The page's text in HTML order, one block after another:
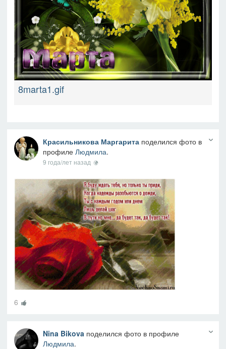
8marta1.gif
Красильникова Маргаритаподелился фото в
профиле Людмила.
9 года/лет назад
6
Nina Bikovaподелился фото в профиле
Людмила.